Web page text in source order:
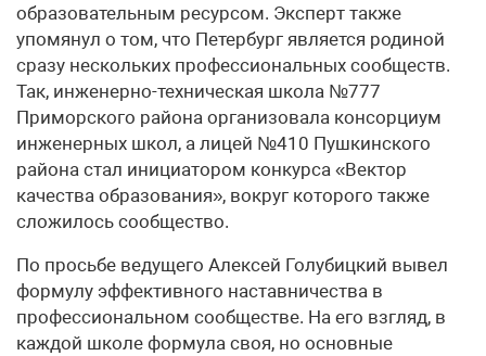
образовательным ресурсом. Эксперт также
упомянул о том, что Петербург является родиной
сразу нескольких профессиональных сообществ.
Так, инженерно-техническая школа №777
Приморского района организовала консорциум
инженерных школ, а лицей №410 Пушкинского
района стал инициатором конкурса «Вектор
качества образования», вокруг которого также
сложилось сообщество.
По просьбе ведущего Алексей Голубицкий вывел
формулу эффективного наставничества в
профессиональном сообществе. На его взгляд, в
каждой школе формула своя, но основные